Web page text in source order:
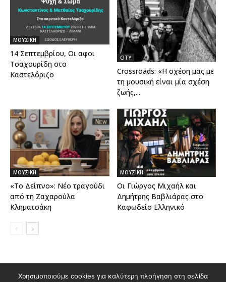
ΜΟΥΣΙΚΗ
14 Σεπτεμβρίου, Οι αφοι
Τσαχουρίδη στο
Καστελόριζο
CITY
Crossroads: «Η σχέση μας με
τη μουσική είναι μία σχέση
ζωής,...
ΜΟΥΣΙΚΗ
«Το Δείπνο»: Νέο τραγούδι
από τη Ζαχαρούλα
Κληματσάκη
ΜΟΥΣΙΚΗ
Οι Γιώργος Μιχαήλ και
Δημήτρης Βαβλιάρας στο
Καφωδείο Ελληνικό
Διαφημιστείτε στο Polis Magazino
Χρησιμοποιούμε cookies για καλύτερη πλοήγηση στη σελίδα